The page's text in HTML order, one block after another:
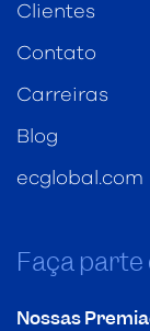
Clientes
Contato
Carreiras
Blog
ecglobal.com
Faça parte
Nossas